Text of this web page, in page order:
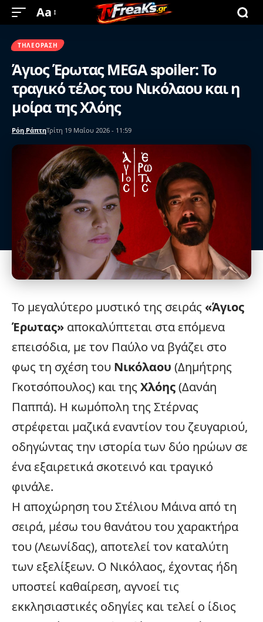
Aa
ΤΗΛΕΌΡΑΣΗ
Άγιος Έρωτας MEGA spoiler: Το
τραγικό τέλος του Νικόλαου και η
μοίρα της Χλόης
Ρόη ΡάπτηΤρίτη 19 Μαΐου 2026 - 11:59
Το μεγαλύτερο μυστικό της σειράς «Άγιος
Έρωτας» αποκαλύπτεται στα επόμενα
επεισόδια, με τον Παύλο να βγάζει στο
φως τη σχέση του Νικόλαου (Δημήτρης
Γκοτσόπουλος) και της Χλόης(Δανάη
Παππά). Η κωμόπολη της Στέρνας
στρέφεται μαζικά εναντίον του ζευγαριού,
οδηγώντας την ιστορία των δύο ηρώων σε
ένα εξαιρετικά σκοτεινό και τραγικό
φινάλε.
Η αποχώρηση του Στέλιου Μάινα από τη
σειρά, μέσω του θανάτου του χαρακτήρα
του (Λεωνίδας), αποτελεί τον καταλύτη
των εξελίξεων. Ο Νικόλαος, έχοντας ήδη
υποστεί καθαίρεση, αγνοεί τις
εκκλησιαστικές οδηγίες και τελεί ο ίδιος